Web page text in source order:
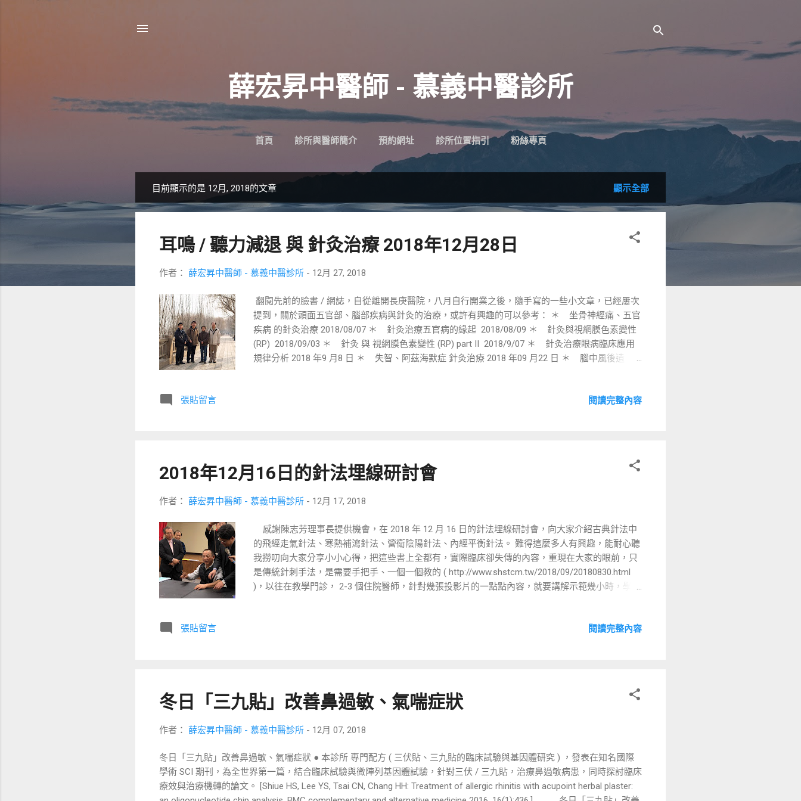
薛宏昇中醫師 - 慕義中醫診所
首頁 診所與醫師簡介 預約網址 診所位置指引 粉絲專頁
表
目前顯示的是 12月, 2018的文章 顯示全部
耳鳴 / 聽力減退 與 針灸治療 2018年12月28日
作者： 薛宏昇中醫師 - 慕義中醫診所 - 12月 27, 2018
翻閱先前的臉書 / 網誌，自從離開長庚醫院，八月自行開業之後，隨手寫的一些小文章，已經屢次
提到，關於頭面五官部、腦部疾病與針灸的治療，或許有興趣的可以參考： ＊ 坐骨神經痛、五官
疾病 的針灸治療 2018/08/07 ＊ 針灸治療五官病的緣起 2018/08/09 ＊ 針灸與視網膜色素變性
(RP) 2018/09/03 ＊ 針灸 與 視網膜色素變性 (RP) part II 2018/9/07 ＊ 針灸治療眼病臨床應用
規律分析 2018 年9 月8 日 ＊ 失智、阿茲海默症 針灸治療 2018 年09 月22 日 ＊ 腦中風後遺
眼針？談針灸檔次與療效 2018 年11 月04 日 ＊ 腦中風後遺症與針灸治療 2018 年 11 月 29 日 ＊
啊』，『可是你沒說啊 … 』，有機會，一個一個慢慢聊唄。 提到『耳鳴』這個症狀，困擾著非常多
的病患，到各大西醫醫院診治後，大概就會開始嘗試其它治療方式，在四處求診治療無效，而選擇
張貼留言 閱讀完整內容
2018年12月16日的針法埋線研討會
作者： 薛宏昇中醫師 - 慕義中醫診所 - 12月 17, 2018
感謝陳志芳理事長提供機會，在 2018 年 12 月 16 日的針法埋線研討會，向大家介紹古典針法中
的飛經走氣針法、寒熱補瀉針法、營衛陰陽針法、內經平衡針法。 難得這麼多人有興趣，能耐心聽
我撈叨向大家分享小小心得，把這些書上全都有，實際臨床卻失傳的內容，重現在大家的眼前，只
是傳統針刺手法，是需要手把手、一個一個教的 ( http://www.shstcm.tw/2018/09/20180830.html
)，以往在教學門診， 2-3 個住院醫師，針對幾張投影片的一點點內容，就要講解示範幾小時，學生
鄰醫師，張浩緯醫師被扎 針，後方是張立德醫師 高宗桂教授 兩位曾經到過我的診所，中國中醫的
張貼留言 閱讀完整內容
冬日「三九貼」改善鼻過敏、氣喘症狀
作者： 薛宏昇中醫師 - 慕義中醫診所 - 12月 07, 2018
冬日「三九貼」改善鼻過敏、氣喘症狀 ● 本診所 專門配方 ( 三伏貼、三九貼的臨床試驗與基因體研究 ) ，發表在知名國際
學術 SCI 期刊，為全世界第一篇，結合臨床試驗與微陣列基因體試驗，針對三伏 / 三九貼，治療鼻過敏病患，同時探討臨床
療效與治療機轉的論文。 [Shiue HS, Lee YS, Tsai CN, Chang HH: Treatment of allergic rhinitis with acupoint herbal plaster: